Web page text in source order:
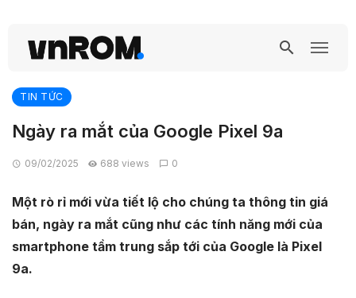
TIN TỨC
Ngày ra mắt của Google Pixel 9a
09/02/2025 688 views 0
Một rò rỉ mới vừa tiết lộ cho chúng ta thông tin giá
bán, ngày ra mắt cũng như các tính năng mới của
smartphone tầm trung sắp tới của Google là Pixel
9a.